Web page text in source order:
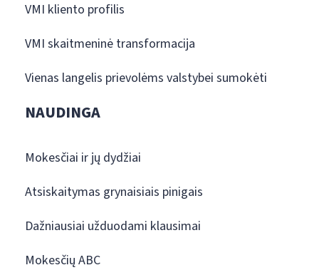
VMI kliento profilis
VMI skaitmeninė transformacija
Vienas langelis prievolėms valstybei sumokėti
NAUDINGA
Mokesčiai ir jų dydžiai
Atsiskaitymas grynaisiais pinigais
Dažniausiai užduodami klausimai
Mokesčių ABC